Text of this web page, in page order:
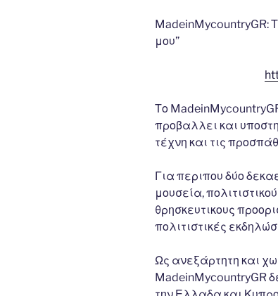
MadeinMycountryGR:
μου”
Το
προβαλλει και
τέχνη και τις
Για περιπου δύο
μουσεία,
θρησκευτικους
πολιτιστικές
Ως ανεξάρτητη και
MadeinMycountryGR